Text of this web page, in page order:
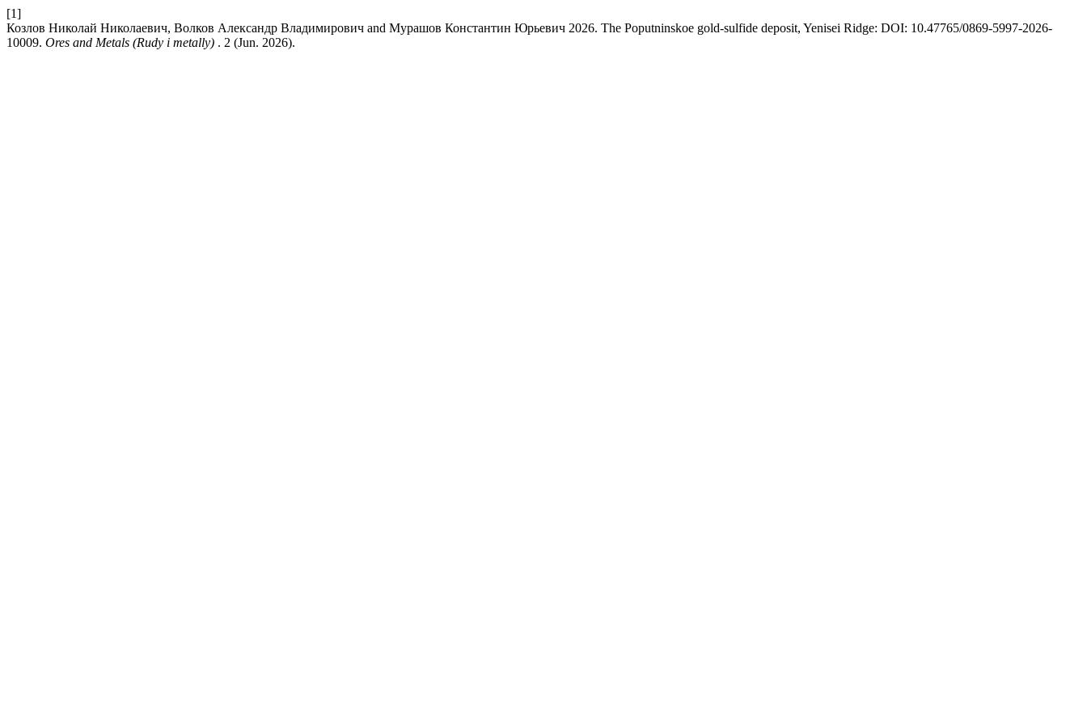
[1]
Козлов Николай Николаевич, Волков Александр Владимирович and Мурашов Константин Юрьевич 2026. The Poputninskoe gold-sulfide deposit, Yenisei Ridge: DOI: 10.47765/0869-5997-2026-
10009. Ores and Metals (Rudy i metally) . 2 (Jun. 2026).